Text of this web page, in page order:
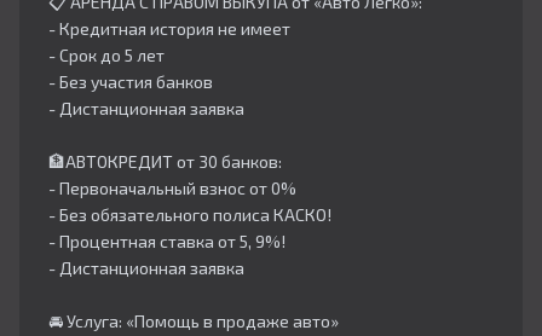
- Кредитная история не имеет
- Срок до 5 лет
- Без участия банков
- Дистанционная заявка
🏦АВТОКРЕДИТ от 30 банков:
- Первоначальный взнос от 0%
- Без обязательного полиса КАСКО!
- Процентная ставка от 5, 9%!
- Дистанционная заявка
🚘 Услуга: «Помощь в продаже авто»